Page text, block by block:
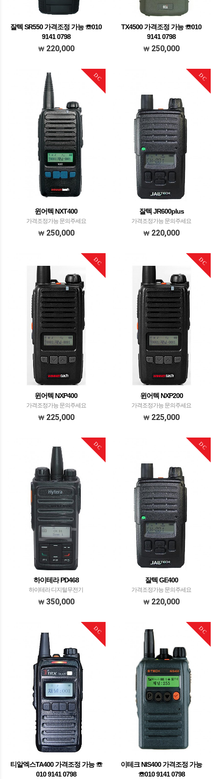
잘텍 SR550 가격조정 가능 ☏010
9141 0798
가격조정가능 문의주세요
220,000
TX4500 가격조정 가능 ☏010
9141 0798
가격조정가능 문의주세요
250,000
DC
윈어텍 NXT400
가격조정가능 문의주세요
250,000
DC
잘텍 JR600plus
가격조정가능 문의주세요
220,000
DC
윈어텍 NXP400
가격조정가능 문의주세요
225,000
DC
윈어텍 NXP200
가격조정가능 문의주세요
225,000
DC
하이테라 PD468
하이테라 디지털무전기
350,000
DC
잘텍 GE400
가격조정가능 문의주세요
220,000
DC
티알엑스TA400 가격조정 가능 ☏
010 9141 0798
DC
이테크 NIS400 가격조정 가능
☏010 9141 0798